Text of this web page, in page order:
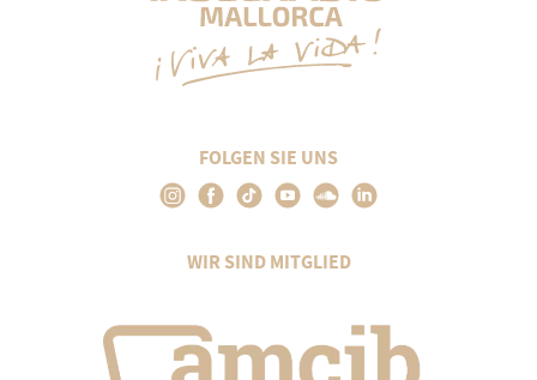
FOLGEN SIE UNS
WIR SIND MITGLIED